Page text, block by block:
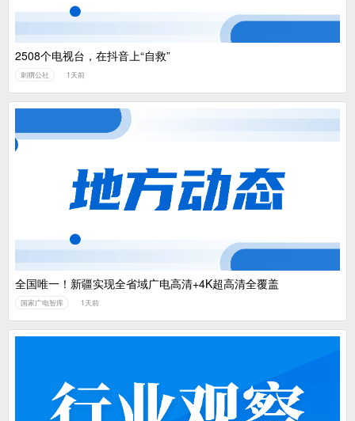
2508个电视台，在抖音上“自救”
刺猬公社 1天前
全国唯一！新疆实现全省域广电高清+4K超高清全覆盖
国家广电智库 1天前